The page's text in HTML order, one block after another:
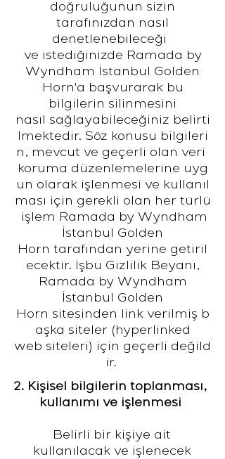
doğruluğunun sizin
tarafınızdan nasıl
denetlenebileceği
ve istediğinizde Ramada by
Wyndham İstanbul Golden
Horn'a başvurarak bu
bilgilerin silinmesini
nasıl sağlayabileceğiniz belirti
lmektedir. Söz konusu bilgileri
n, mevcut ve geçerli olan veri
koruma düzenlemelerine uyg
un olarak işlenmesi ve kullanıl
ması için gerekli olan her türlü
işlem Ramada by Wyndham
İstanbul Golden
Horn tarafından yerine getiril
ecektir. İşbu Gizlilik Beyanı,
Ramada by Wyndham
İstanbul Golden
Horn sitesinden link verilmiş b
aşka siteler (hyperlinked
web siteleri) için geçerli değild
ir.
2. Kişisel bilgilerin toplanması,
kullanımı ve işlenmesi
Belirli bir kişiye ait
kullanılacak ve işlenecek